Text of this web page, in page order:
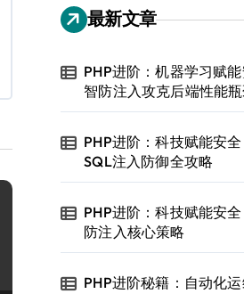
最新文章
PHP进阶：机器学习赋能
智防注入攻克后端性能
PHP进阶：科技赋能安
SQL注入防御全攻略
PHP进阶：科技赋能安
防注入核心策略
PHP进阶秘籍：自动化